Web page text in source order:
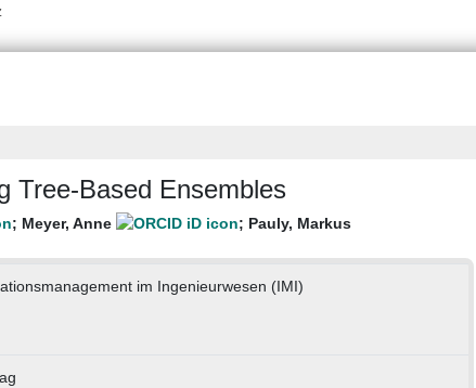
Tree-Based Ensembles
; Meyer, Anne ; Pauly, Markus
im Ingenieurwesen (IMI)